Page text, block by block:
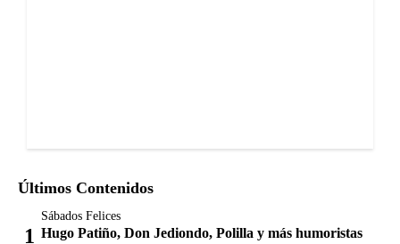
Últimos Contenidos
Sábados Felices
Hugo Patiño, Don Jediondo, Polilla y más humoristas